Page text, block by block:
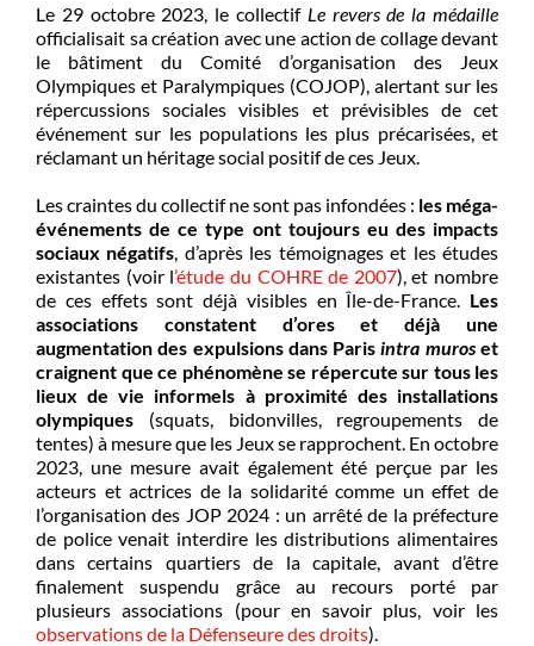
Le 29 octobre 2023, le collectif Le revers de la médaille
officialisait sa création avec une action de collage devant
le bâtiment du Comité d’organisation des Jeux
Olympiques et Paralympiques (COJOP), alertant sur les
répercussions sociales visibles et prévisibles de cet
événement sur les populations les plus précarisées, et
réclamant un héritage social positif de ces Jeux.
Les craintes du collectif ne sont pas infondées : les méga-
événements de ce type ont toujours eu des impacts
sociaux négatifs , d’après les témoignages et les études
existantes (voir l’étude du COHRE de 2007), et nombre
de ces effets sont déjà visibles en Île-de-France.
Les
associations constatent d’ores et déjà une
augmentation des expulsions dans Parisintra muroset
craignent que ce phénomène se répercute sur tous les
lieux de vie informels à proximité des installations
olympiques (squats, bidonvilles, regroupements de
tentes) à mesure que les Jeux se rapprochent. En octobre
2023, une mesure avait également été perçue par les
acteurs et actrices de la solidarité comme un effet de
l’organisation des JOP 2024 : un arrêté de la préfecture
de police venait interdire les distributions alimentaires
dans certains quartiers de la capitale, avant d’être
finalement suspendu grâce au recours porté par
plusieurs associations (pour en savoir plus, voir les
observations de la Défenseure des droits)